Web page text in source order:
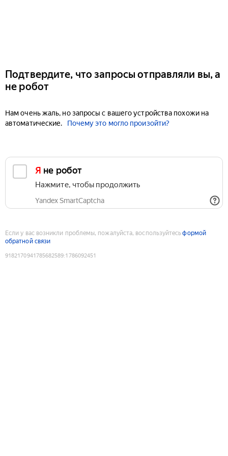
Подтвердите, что запросы отправляли вы, а
не робот
Нам очень жаль, но запросы с вашего устройства похожи на
автоматические.
Почему это могло произойти?
Я не робот
Нажмите, чтобы продолжить
Yandex SmartCaptcha
Если у вас возникли проблемы, пожалуйста, воспользуйтесьформой
обратной связи
9182170941785682589:1786092451